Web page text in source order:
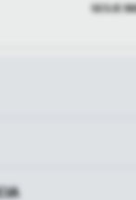
ofert,
SESJE